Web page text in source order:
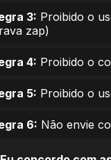
3: Proibido o
zap)
4: Proibido o
5: Proibido o
6: Não envie